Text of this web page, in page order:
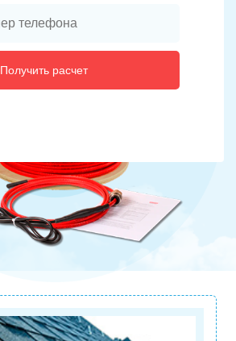
Получить расчет